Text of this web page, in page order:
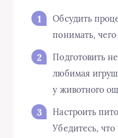
Обсудить
понимать,
Подготовить
любимая
у животного
Настроить
Убедитесь,